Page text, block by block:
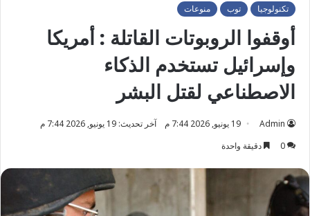
تكنولوجيا توب منوعات
أوقفوا الروبوتات القاتلة : أمريكا
وإسرائيل تستخدم الذكاء
الاصطناعي لقتل البشر
Admin 19 يونيو, 2026 7:44 م
آخر تحديث: 19 يونيو, 2026 7:44 م
0
دقيقة واحدة